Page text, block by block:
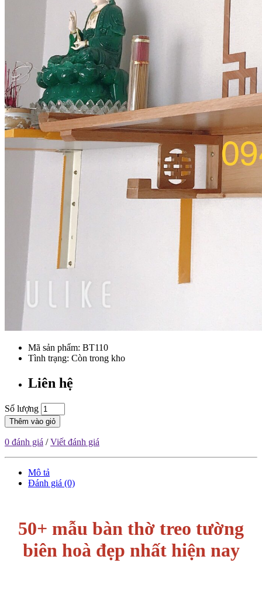
Mã sản phẩm: BT110
Tình trạng: Còn trong kho
Liên hệ
Số lượng
Thêm vào giỏ
0 đánh giá /Viết đánh giá
Mô tả
Đánh giá (0)
50+ mẫu bàn thờ treo tường
biên hoà đẹp nhất hiện nay